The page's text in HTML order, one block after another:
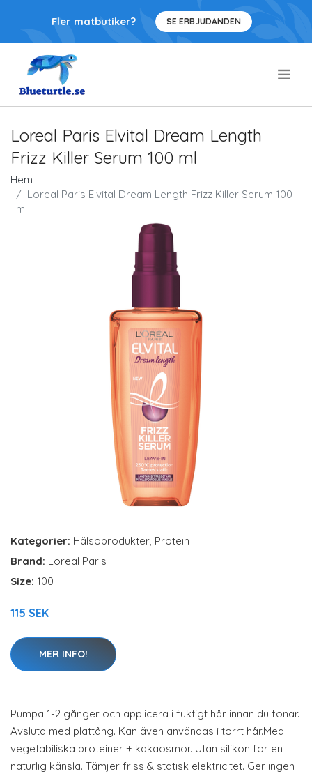
Fler matbutiker? SE ERBJUDANDEN
Loreal Paris Elvital Dream Length
Frizz Killer Serum 100 ml
Hem
Loreal Paris Elvital Dream Length Frizz Killer Serum 100
ml
Kategorier: Hälsoprodukter, Protein
Brand: Loreal Paris
Size: 100
115 SEK
MER INFO!
Pumpa 1-2 gånger och applicera i fuktigt hår innan du fönar.
Avsluta med plattång. Kan även användas i torrt hår.Med
vegetabiliska proteiner + kakaosmör. Utan silikon för en
naturlig känsla. Tämjer friss & statisk elektricitet. Ger ingen